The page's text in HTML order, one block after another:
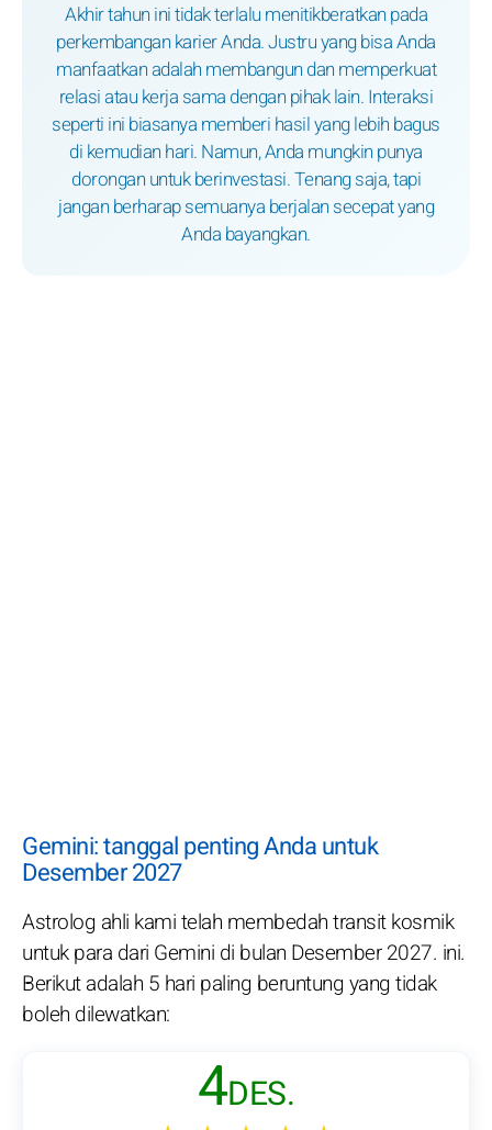
Akhir tahun ini tidak terlalu menitikberatkan pada
perkembangan karier Anda. Justru yang bisa Anda
manfaatkan adalah membangun dan memperkuat
relasi atau kerja sama dengan pihak lain. Interaksi
seperti ini biasanya memberi hasil yang lebih bagus
di kemudian hari. Namun, Anda mungkin punya
dorongan untuk berinvestasi. Tenang saja, tapi
jangan berharap semuanya berjalan secepat yang
Anda bayangkan.
Gemini: tanggal penting Anda untuk
Desember 2027
Astrolog ahli kami telah membedah transit kosmik
untuk para dari Gemini di bulan Desember 2027. ini.
Berikut adalah 5 hari paling beruntung yang tidak
boleh dilewatkan:
4DES.